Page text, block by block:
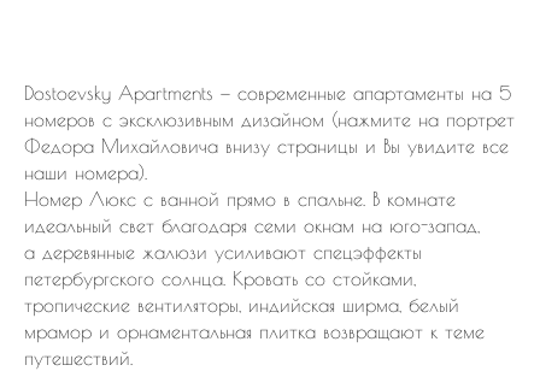
Dostoevsky Apartments — современные апартаменты на 5
номеров с эксклюзивным дизайном (нажмите на портрет
Федора Михайловича внизу страницы и Вы увидите все
наши номера).
Номер Люкс с ванной прямо в спальне. В комнате
идеальный свет благодаря семи окнам на юго-запад,
а деревянные жалюзи усиливают спецэффекты
петербургского солнца. Кровать со стойками,
тропические вентиляторы, индийская ширма, белый
мрамор и орнаментальная плитка возвращают к теме
путешествий.